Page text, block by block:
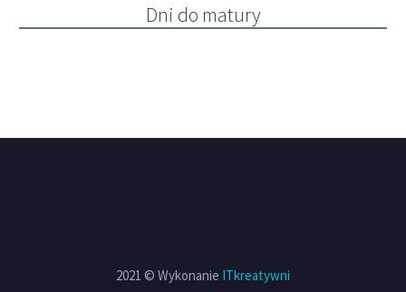
Dni do matury
2021 © Wykonanie ITkreatywni